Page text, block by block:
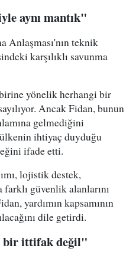
aynı mantık"
Anlaşması'nın teknik
karşılıklı savunma
yönelik herhangi bir
Ancak Fidan, bunun
gelmediğini
ihtiyaç duyduğu
ifade etti.
lojistik destek,
güvenlik alanlarını
yardımın kapsamının
dile getirdi.
bir ittifak değil"